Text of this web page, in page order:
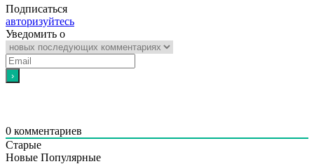
Подписаться
авторизуйтесь
Уведомить о
0 комментариев
Старые
Новые Популярные